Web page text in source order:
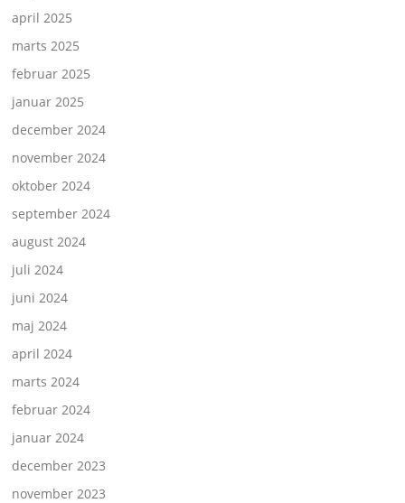
april 2025
marts 2025
februar 2025
januar 2025
december 2024
november 2024
oktober 2024
september 2024
august 2024
juli 2024
juni 2024
maj 2024
april 2024
marts 2024
februar 2024
januar 2024
december 2023
november 2023